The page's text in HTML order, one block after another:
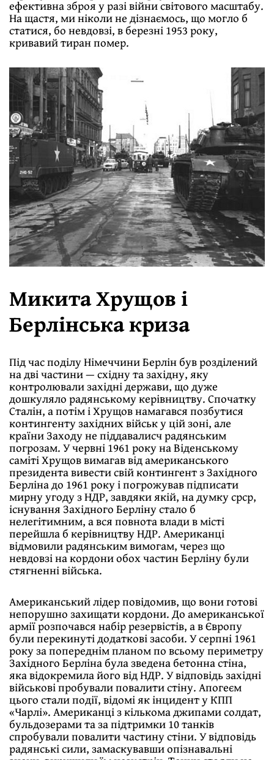
ефективна зброя у разі війни світового масштабу.
На щастя, ми ніколи не дізнаємось, що могло б
статися, бо невдовзі, в березні 1953 року,
кривавий тиран помер.
Микита Хрущов і
Берлінська криза
Під час поділу Німеччини Берлін був розділений
на дві частини — східну та західну, яку
контролювали західні держави, що дуже
дошкуляло радянському керівництву. Спочатку
Сталін, а потім і Хрущов намагався позбутися
контингенту західних військ у цій зоні, але
країни Заходу не піддавалисч радянським
погрозам. У червні 1961 року на Віденському
саміті Хрущов вимагав від американського
президента вивести свій контингент з Західного
Берліна до 1961 року і погрожував підписати
мирну угоду з НДР, завдяки якій, на думку срср,
існування Західного Берліну стало б
нелегітимним, а вся повнота влади в місті
перейшла б керівництву НДР. Американці
відмовили радянським вимогам, через що
невдовзі на кордони обох частин Берліну були
стягненні війська.
Американський лідер повідомив, що вони готові
непорушно захищати кордони. До американської
армії розпочався набір резервістів, а в Європу
були перекинуті додаткові засоби. У серпні 1961
року за попереднім планом по всьому периметру
Західного Берліна була зведена бетонна стіна,
яка відокремила його від НДР. У відповідь західні
військові пробували повалити стіну. Апогеєм
цього стали події, відомі як інцидент у КПП
«Чарлі». Американці з кількома джипами солдат,
бульдозерами та за підтримки 10 танків
спробували повалити частину стіни. У відповідь
радянські сили, замаскувавши опізнавальні